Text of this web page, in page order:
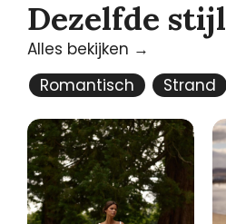
Dezelfde stijl
Alles bekijken →
Romantisch
Strand